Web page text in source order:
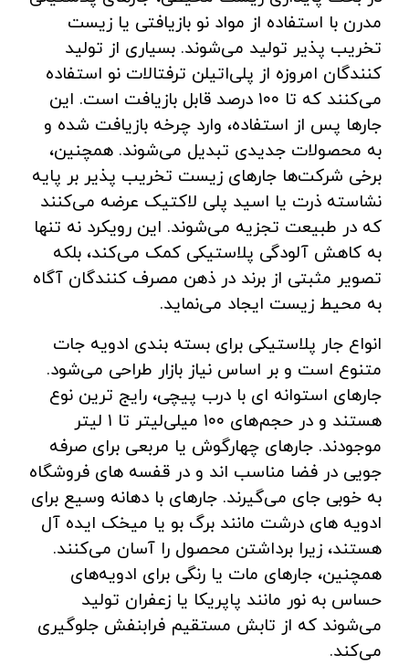
مدرن با استفاده از مواد نو بازیافتی یا زیست‌
تخریب‌ پذیر تولید می‌شوند. بسیاری از تولید
کنندگان امروزه از پلی‌اتیلن ترفتالات نو استفاده
می‌کنند که تا ۱۰۰ درصد قابل بازیافت است. این
جارها پس از استفاده، وارد چرخه بازیافت شده و
به محصولات جدیدی تبدیل می‌شوند. همچنین،
برخی شرکت‌ها جارهای زیست‌ تخریب‌ پذیر بر پایه
نشاسته ذرت یا اسید پلی‌ لاکتیک عرضه می‌کنند
که در طبیعت تجزیه می‌شوند. این رویکرد نه تنها
به کاهش آلودگی پلاستیکی کمک می‌کند، بلکه
تصویر مثبتی از برند در ذهن مصرف ‌کنندگان آگاه
به محیط زیست ایجاد می‌نماید.
انواع جار پلاستیکی برای بسته ‌بندی ادویه‌ جات
متنوع است و بر اساس نیاز بازار طراحی می‌شود.
جارهای استوانه‌ ای با درب پیچی، رایج ‌ترین نوع
هستند و در حجم‌های ۱۰۰ میلی‌لیتر تا ۱ لیتر
موجودند. جارهای چهارگوش یا مربعی برای صرفه‌
جویی در فضا مناسب ‌اند و در قفسه‌ های فروشگاه
به خوبی جای می‌گیرند. جارهای با دهانه وسیع برای
ادویه‌ های درشت مانند برگ بو یا میخک ایده ‌آل
هستند، زیرا برداشتن محصول را آسان می‌کنند.
همچنین، جارهای مات یا رنگی برای ادویه‌های
حساس به نور مانند پاپریکا یا زعفران تولید
می‌شوند که از تابش مستقیم فرابنفش جلوگیری
می‌کند.